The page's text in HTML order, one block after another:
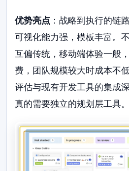
优势亮点 ：战略到执行的链
可视化能力强，模板丰富。
互偏传统，移动端体验一般
费，团队规模较大时成本不
评估与现有开发工具的集成
真的需要独立的规划层工具。